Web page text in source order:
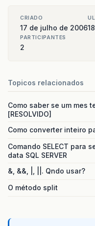
CRIADO
17 de julho de 2006
PARTICIPANTES
2
Topicos relacionados
Como saber se um mes
[RESOLVIDO]
Como converter inteiro
Comando SELECT para
data SQL SERVER
&, &&, |, ||. Qndo usar?
O método split